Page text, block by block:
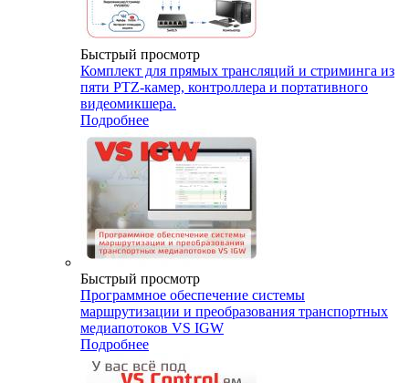
Быстрый просмотр
Комплект для прямых трансляций и стриминга из
пяти PTZ-камер, контроллера и портативного
видеомикшера.
Подробнее
Быстрый просмотр
Программное обеспечение системы
маршрутизации и преобразования транспортных
медиапотоков VS IGW
Подробнее